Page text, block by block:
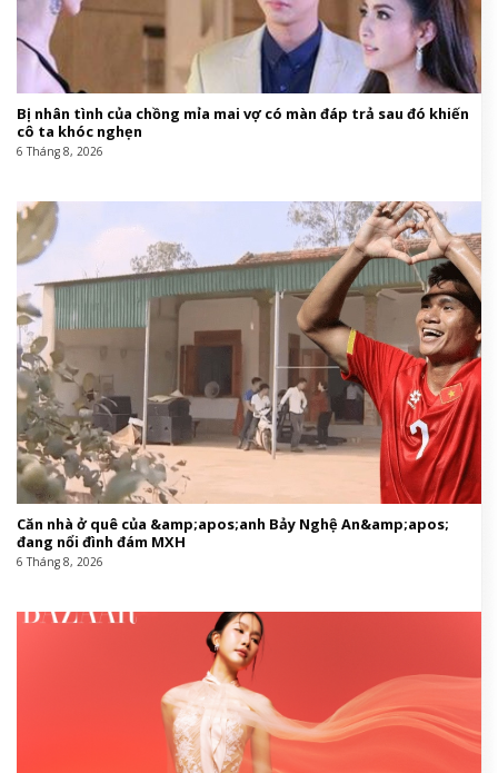
Bị nhân tình của chồng mỉa mai vợ có màn đáp trả sau đó khiến
cô ta khóc nghẹn
6 Tháng 8, 2026
Căn nhà ở quê của &amp;apos;anh Bảy Nghệ An&amp;apos;
đang nổi đình đám MXH
6 Tháng 8, 2026